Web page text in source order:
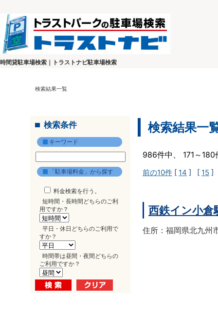
時間貸駐車場検索｜トラストナビ駐車場検索
検索結果一覧
検索条件
キーワード
「駐車場料金」から探す
料金検索を行う。
短時間・長時間どちらのご利
用ですか？
平日・休日どちらのご利用で
すか？
時間帯は昼間・夜間どちらの
ご利用ですか？
検索結果一
986件中、 171～
前の10件 [ 14 ] [ 15 ]
西鉄イン小倉
住所：福岡県北九州